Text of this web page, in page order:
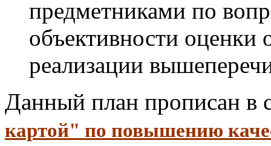
предметниками по
объективности оценки
реализации
Данный план прописан в
картой" по повышению